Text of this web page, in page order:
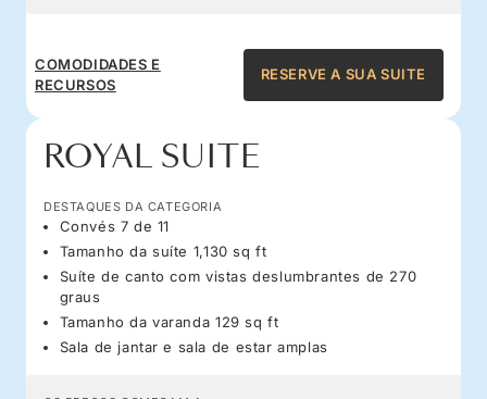
COMODIDADES E
RECURSOS
RESERVE A SUA SUITE
ROYAL SUITE
DESTAQUES DA CATEGORIA
Convés 7 de 11
Tamanho da suíte 1,130 sq ft
Suíte de canto com vistas deslumbrantes de 270
graus
Tamanho da varanda 129 sq ft
Sala de jantar e sala de estar amplas